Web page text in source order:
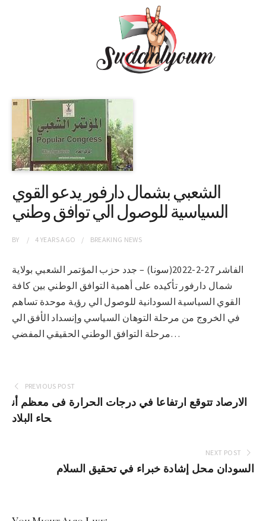
الشعبي بشمال دارفور يدعو القوي
السياسية للوصول الي توافق وطني
BY 4 YEARSAGO BREAKING NEWS
الفاشر 27-2-2022(سونا) – جدد حزب المؤتمر الشعبي بولاية
شمال دارفور تأكيده على أهمية التوافق الوطني بين كافة
القوي السياسية السودانية للوصول الي رؤية موحدة تساهم
في الخروج من مرحلة التوهان السياسي وإنسداد الأفق الي
مرحلة التوافق الوطني الحقيقي المفضي…
PREVIOUS POST
الارصاد تتوقع ارتفاعا في درجات الحرارة فى معظم أن
حاء البلاد
NEXT POST
السودان محل إشادة خبراء في تحقيق السلام